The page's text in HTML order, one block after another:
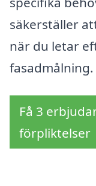
säkerställer
när du letar
fasadmålning.
Få 3
förpliktelser